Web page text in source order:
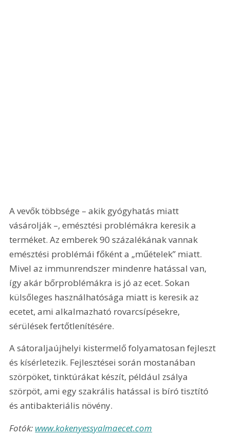
A vevők többsége – akik gyógyhatás miatt
vásárolják –, emésztési problémákra keresik a
terméket. Az emberek 90 százalékának vannak
emésztési problémái főként a „műételek” miatt.
Mivel az immunrendszer mindenre hatással van,
így akár bőrproblémákra is jó az ecet. Sokan
külsőleges használhatósága miatt is keresik az
ecetet, ami alkalmazható rovarcsípésekre,
sérülések fertőtlenítésére.
A sátoraljaújhelyi kistermelő folyamatosan fejleszt
és kísérletezik. Fejlesztései során mostanában
szörpöket, tinktúrákat készít, például zsálya
szörpöt, ami egy szakrális hatással is bíró tisztító
és antibakteriális növény.
Fotók: www.kokenyessyalmaecet.com